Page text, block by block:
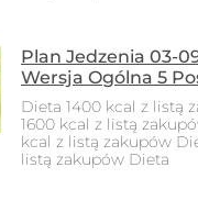
Plan Jedzenia 03-
Wersja Ogólna 5
Dieta 1400 kcal z listą
1600 kcal z listą
kcal z listą zakupów
listą zakupów Dieta